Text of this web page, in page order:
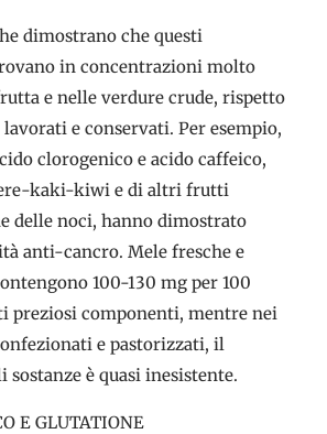
dimostrano che questi
in concentrazioni molto
e nelle verdure crude, rispetto
e conservati. Per esempio,
clorogenico e acido caffeico,
kaki-kiwi e di altri frutti
delle noci, hanno dimostrato
anti-cancro. Mele fresche e
100-130 mg per 100
preziosi componenti, mentre nei
e pastorizzati, il
è quasi inesistente.
E GLUTATIONE